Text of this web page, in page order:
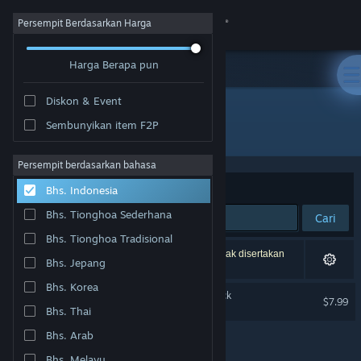
Login
Tentang
Bantuan
Ubah bahasa
Dapatkan Aplikasi Seluler Steam
Lihat situs web desktop
Persempit Berdasarkan Harga
Harga Berapa pun
Diskon & Event
Sembunyikan item F2P
Persempit berdasarkan bahasa
Bhs. Indonesia
Bhs. Tionghoa Sederhana
Bhs. Tionghoa Tradisional
Bhs. Jepang
Bhs. Korea
Bhs. Thai
Bhs. Arab
Pengembang: Rapturous Studio
Berdasarkan Relevansi
Cari
1 hasil cocok dengan pencarianmu. 2 produk tidak disertakan
berdasarkan preferensimu.
Beloved Rapture Soundtrack
$7.99